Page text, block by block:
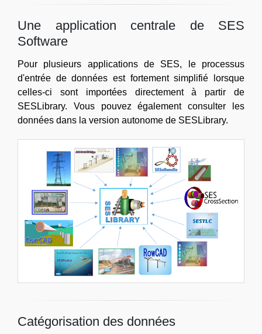
Une application centrale de SES
Software
Pour plusieurs applications de SES, le processus
d'entrée de données est fortement simplifié lorsque
celles-ci sont importées directement à partir de
SESLibrary. Vous pouvez également consulter les
données dans la version autonome de SESLibrary.
Catégorisation des données